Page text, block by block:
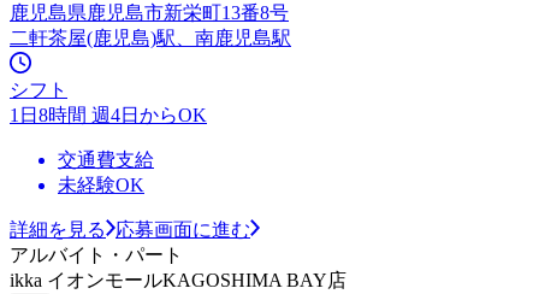
鹿児島県鹿児島市新栄町13番8号
二軒茶屋(鹿児島)駅、南鹿児島駅
シフト
1日8時間 週4日からOK
交通費支給
未経験OK
詳細を見る
応募画面に進む
アルバイト・パート
ikka イオンモールKAGOSHIMA BAY店